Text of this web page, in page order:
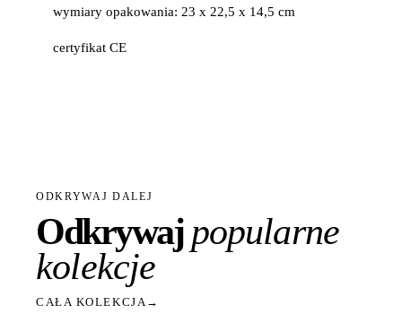
wymiary opakowania: 23 x 22,5 x 14,5 cm
certyfikat CE
ODKRYWAJ DALEJ
Odkrywajpopularne
kolekcje
CAŁA KOLEKCJA→